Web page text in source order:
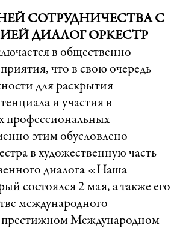
СОТРУДНИЧЕСТВА С
ДИАЛОГ ОРКЕСТР
в общественно
что в свою очередь
для раскрытия
и участия в
профессиональных
этим обусловлено
в художественную часть
диалога «Наша
состоялся 2 мая, а также его
международного
престижном Международном